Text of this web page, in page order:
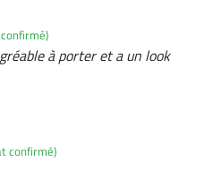
à porter et a un look
confirmé)